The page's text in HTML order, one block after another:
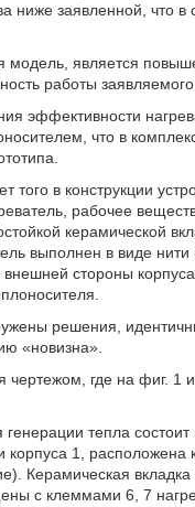
ниже заявленной, что
является
работы заявляемого
эффективности
что в
того в конструкции
рабочее
керамической
выполнен в виде
стороны
решения,
«новизна».
где на фиг. 1
тепла
1,
Керамическая
с клеммами 6, 7